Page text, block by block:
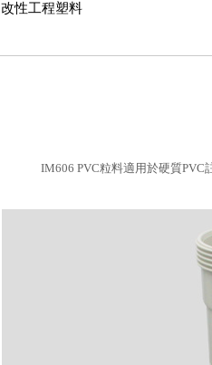
改性工程塑料
IM606 PVC粒料適用於硬質PVC